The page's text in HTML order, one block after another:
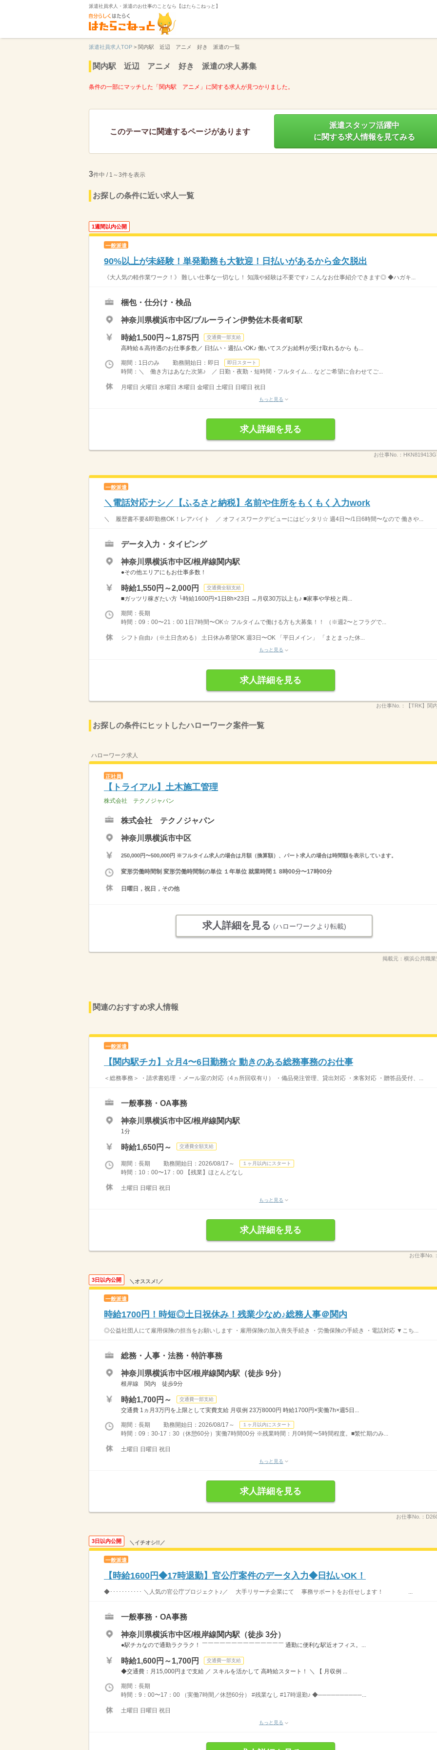
派遣社員求人・派遣のお仕事のことなら【はたらこねっと】
派遣社員求人TOP > 関内駅 近辺 アニメ 好き 派遣の一覧
関内駅 近辺 アニメ 好き 派遣の求人募集
条件の一部にマッチした「関内駅 アニメ」に関する求人が見つかりました。
このテーマに関連するページがあります
派遣スタッフ活躍中
に関する求人情報を見てみる
3件中 / 1～3件を表示
お探しの条件に近い求人一覧
1週間以内公開
一般派遣
90%以上が未経験！単発勤務も大歓迎！日払いがあるから金欠脱出
《大人気の軽作業ワーク！》 難しい仕事な一切なし！ 知識や経験は不要です♪ こんなお仕事紹介できます◎ ◆ハガキ...
梱包・仕分け・検品
神奈川県横浜市中区/ブルーライン伊勢佐木長者町駅
時給1,500円～1,875円 交通費一部支給
高時給＆高待遇のお仕事多数／ 日払い・週払いOK♪ 働いてスグお給料が受け取れるから も...
期間：1日のみ 勤務開始日：即日 即日スタート
時間：＼ 働き方はあなた次第♪ ／ 日勤・夜勤・短時間・フルタイム… などご希望に合わせてご...
月曜日 火曜日 水曜日 木曜日 金曜日 土曜日 日曜日 祝日
もっと見る
求人詳細を見る
お仕事No.：
一般派遣
＼電話対応ナシ／【ふるさと納税】名前や住所をもくもく入力work
＼ 履歴書不要&即勤務OK！レアバイト ／ オフィスワークデビューにはピッタリ☆ 週4日〜/1日6時間〜なので 働きや...
データ入力・タイピング
神奈川県横浜市中区/根岸線関内駅
●その他エリアにもお仕事多数！
時給1,550円～2,000円 交通費全額支給
■ガッツリ稼ぎたい方 └時給1600円×1日8h×23日 →月収30万以上も♪ ■家事や学校と両...
期間：長期
時間：09：00〜21：00 1日7時間〜OK☆ フルタイムで働ける方も大募集！！ （※週2〜とフラグで...
シフト自由♪（※土日含める） 土日休み希望OK 週3日〜OK 「平日メイン」 「まとまった休...
もっと見る
求人詳細を見る
お仕事No.： 【TRK】関
お探しの条件にヒットしたハローワーク案件一覧
ハローワーク求人
正社員
【トライアル】土木施工管理
株式会社 テクノジャパン
株式会社 テクノジャパン
神奈川県横浜市中区
250,000円〜500,000円 ※フルタイム求人の場合は月額（換算額）、パート求人の場合は時間額を表示しています。
変形労働時間制 変形労働時間制の単位 １年単位 就業時間１ 8時00分〜17時00分
日曜日，祝日，その他
求人詳細を見る (ハローワークより転載)
掲載元： 横浜公共職
関連のおすすめ求人情報
一般派遣
【関内駅チカ】☆月4〜6日勤務☆ 動きのある総務事務のお仕事
＜総務事務＞ ・請求書処理 ・メール室の対応（4ヵ所回収有り） ・備品発注管理、貸出対応 ・来客対応 ・贈答品受付、...
一般事務・OA事務
神奈川県横浜市中区/根岸線関内駅
1分
時給1,650円～ 交通費全額支給
期間：長期 勤務開始日：2026/08/17～ １ヶ月以内にスタート
時間：10：00〜17：00 【残業】ほとんどなし
土曜日 日曜日 祝日
もっと見る
求人詳細を見る
お仕事No.
3日以内公開 ＼オススメ!／
一般派遣
時給1700円！時短◎土日祝休み！残業少なめ♪総務人事＠関内
◎公益社団人にて雇用保険の担当をお願いします ・雇用保険の加入喪失手続き ・労働保険の手続き ・電話対応 ▼こち...
総務・人事・法務・特許事務
神奈川県横浜市中区/根岸線関内駅（徒歩 9分）
根岸線 関内 徒歩9分
時給1,700円～ 交通費一部支給
交通費 1ヵ月3万円を上限として実費支給 月収例 23万8000円 時給1700円×実働7h×週5日...
期間：長期 勤務開始日：2026/08/17～ １ヶ月以内にスタート
時間：09：30-17：30（休憩60分）実働7時間00分 ※残業時間：月0時間〜5時間程度。■繁忙期のみ...
土曜日 日曜日 祝日
もっと見る
求人詳細を見る
お仕事No.：
3日以内公開 ＼イチオシ!!／
一般派遣
【時給1600円◆17時退勤】官公庁案件のデータ入力◆日払いOK！
◆･･･････････ ＼人気の官公庁プロジェクト♪／ 大手リサーチ企業にて 事務サポートをお任せします！ ...
一般事務・OA事務
神奈川県横浜市中区/根岸線関内駅（徒歩 3分）
●駅チカなので通勤ラクラク！ ￣￣￣￣￣￣￣￣￣￣￣￣￣￣ 通勤に便利な駅近オフィス。...
時給1,600円～1,700円 交通費一部支給
◆交通費：月15,000円まで支給 ／ スキルを活かして 高時給スタート！ ＼ 【 月収例 ...
期間：長期
時間：9：00〜17：00 （実働7時間／休憩60分） #残業なし #17時退勤♪ ◆──────────...
土曜日 日曜日 祝日
もっと見る